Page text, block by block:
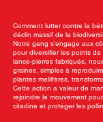
Comment lutter contre la
déclin massif de la
Notre gang s’engage aux
pour diversifier les points
lance-pierres fabriqués,
graines, simples à
plantes mellifères,
Cette action a valeur de
rejoindre le mouvement
citadine et protéger les